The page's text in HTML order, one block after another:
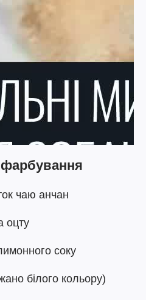
чаю анчан
оцту
соку
білого кольору)